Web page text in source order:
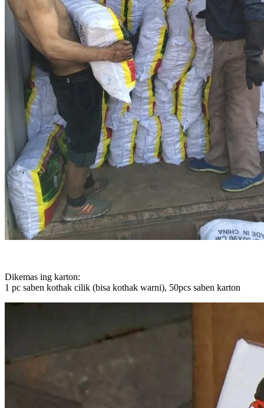
Dikemas ing karton:
1 pc saben kothak cilik (bisa kothak warni), 50pcs saben karton